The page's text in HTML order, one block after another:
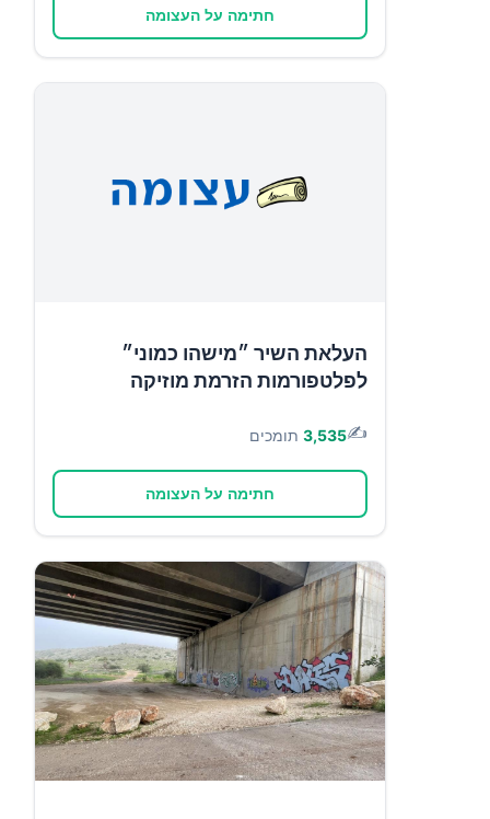
חתימה על העצומה
העלאת השיר ״מישהו כמוני״
לפלטפורמות הזרמת מוזיקה
✍️
3,535 תומכים
חתימה על העצומה